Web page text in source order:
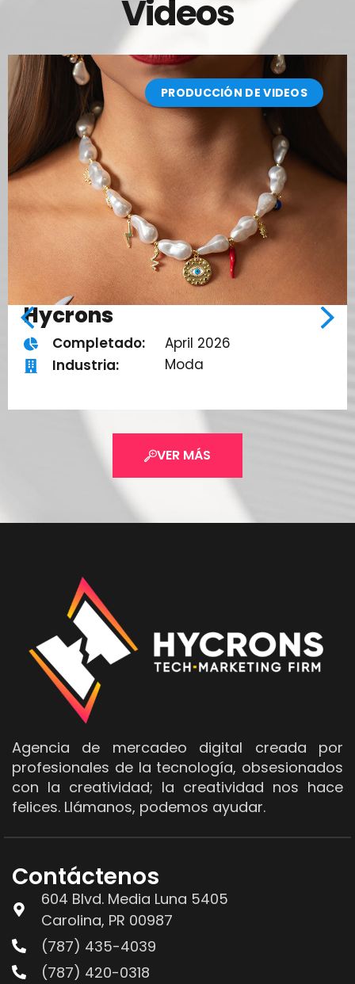
Videos
PRODUCCIÓN DE VIDEOS
Hycrons
Completado:
Industria:
April 2026
Moda
VER MÁS
Agencia de mercadeo digital creada por
profesionales de la tecnología, obsesionados
con la creatividad; la creatividad nos hace
felices. Llámanos, podemos ayudar.
Contáctenos
604 Blvd. Media Luna 5405
Carolina, PR 00987
(787) 435-4039
(787) 420-0318